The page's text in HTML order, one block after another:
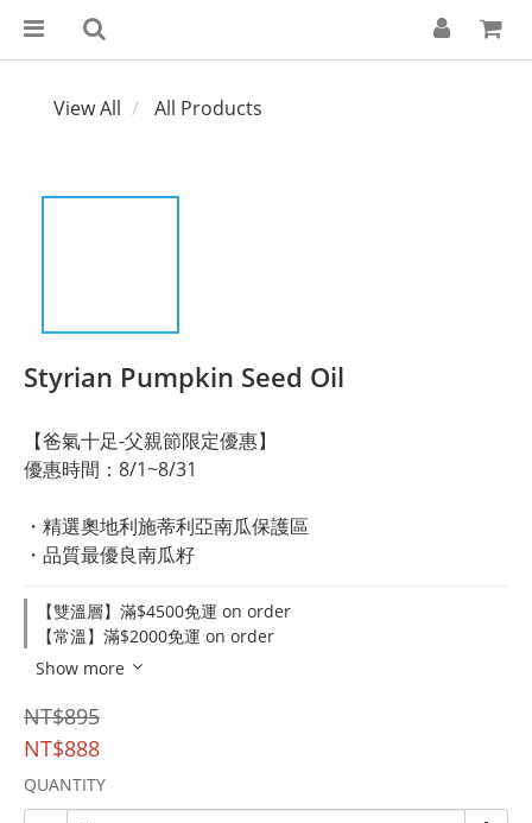
View All All Products
Styrian Pumpkin Seed Oil
【爸氣十足-父親節限定優惠】
優惠時間：8/1~8/31
・精選奧地利施蒂利亞南瓜保護區
・品質最優良南瓜籽
【雙溫層】滿$4500免運 on order
【常溫】滿$2000免運 on order
Show more
NT$895
NT$888
QUANTITY